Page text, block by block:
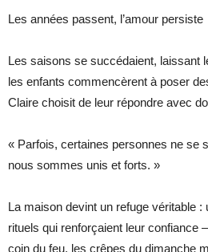
Les années passent, l’amour persiste
Les saisons se succédaient, laissant
les enfants commencèrent à poser
Claire choisit de leur répondre avec
« Parfois, certaines personnes ne se
nous sommes unis et forts. »
La maison devint un refuge véritable :
rituels qui renforçaient leur
coin du feu, les crêpes du dimanche